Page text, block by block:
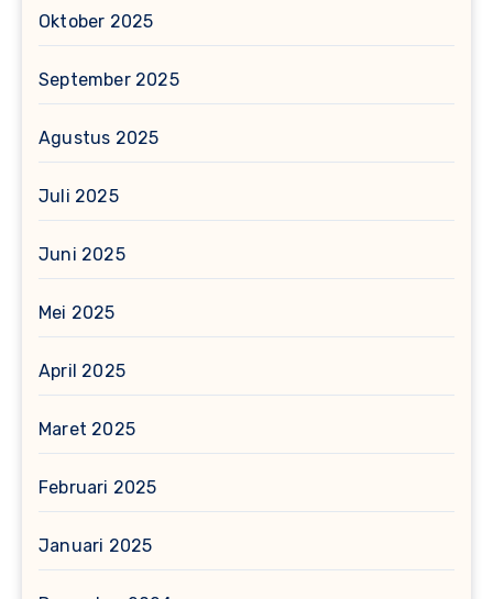
Oktober 2025
September 2025
Agustus 2025
Juli 2025
Juni 2025
Mei 2025
April 2025
Maret 2025
Februari 2025
Januari 2025